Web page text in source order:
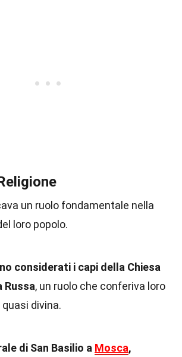
un ruolo fondamentale nella
loro popolo.
considerati i capi della Chiesa
Russa, un ruolo che conferiva loro
divina.
di San Basilio a Mosca,